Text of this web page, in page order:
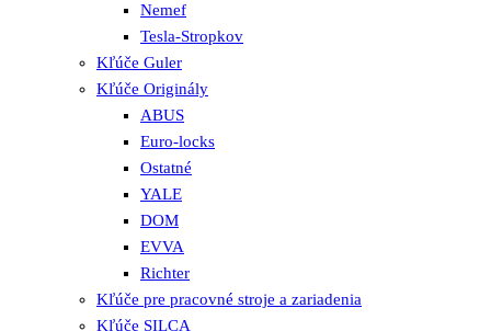
Nemef
Tesla-Stropkov
Kľúče Guler
Kľúče Originály
ABUS
Euro-locks
Ostatné
YALE
DOM
EVVA
Richter
Kľúče pre pracovné stroje a zariadenia
Kľúče SILCA